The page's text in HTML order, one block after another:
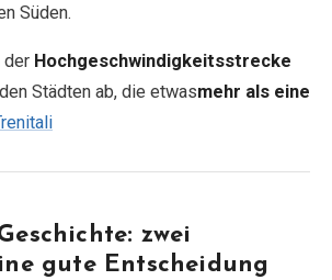
Süden.
der Hochgeschwindigkeitsstrecke
Städten ab, die etwasmehr als eine
zwei
gute Entscheidung